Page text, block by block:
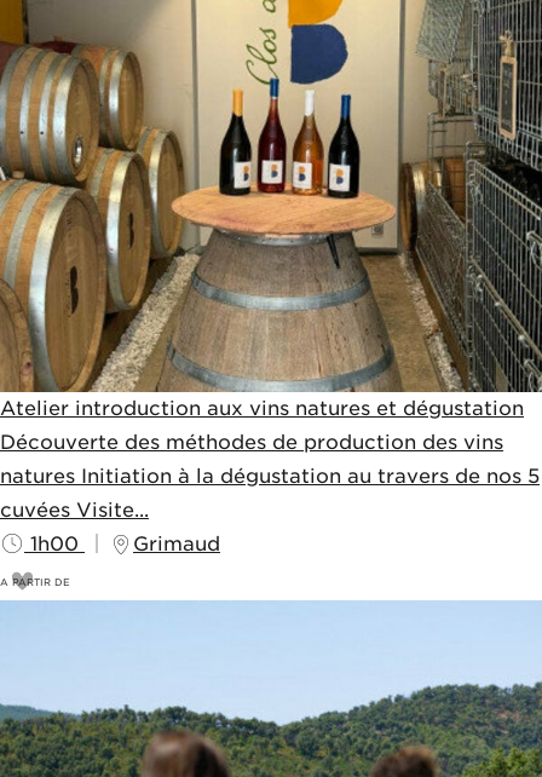
Atelier introduction aux vins natures et dégustation
Découverte des méthodes de production des vins
natures Initiation à la dégustation au travers de nos 5
cuvées Visite...
1h00
Grimaud
A PARTIR DE